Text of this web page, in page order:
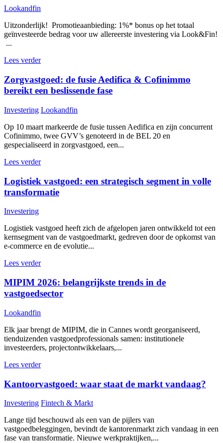
Lookandfin
Uitzonderlijk! Promotieaanbieding: 1%* bonus op het totaal
geïnvesteerde bedrag voor uw allereerste investering via Look&Fin!
...
Lees verder
Zorgvastgoed: de fusie Aedifica & Cofinimmo
bereikt een beslissende fase
Investering Lookandfin
Op 10 maart markeerde de fusie tussen Aedifica en zijn concurrent
Cofinimmo, twee GVV’s genoteerd in de BEL 20 en
gespecialiseerd in zorgvastgoed, een...
Lees verder
Logistiek vastgoed: een strategisch segment in volle
transformatie
Investering
Logistiek vastgoed heeft zich de afgelopen jaren ontwikkeld tot een
kernsegment van de vastgoedmarkt, gedreven door de opkomst van
e-commerce en de evolutie...
Lees verder
MIPIM 2026: belangrijkste trends in de
vastgoedsector
Lookandfin
Elk jaar brengt de MIPIM, die in Cannes wordt georganiseerd,
tienduizenden vastgoedprofessionals samen: institutionele
investeerders, projectontwikkelaars,...
Lees verder
Kantoorvastgoed: waar staat de markt vandaag?
Investering Fintech & Markt
Lange tijd beschouwd als een van de pijlers van
vastgoedbeleggingen, bevindt de kantorenmarkt zich vandaag in een
fase van transformatie. Nieuwe werkpraktijken,...